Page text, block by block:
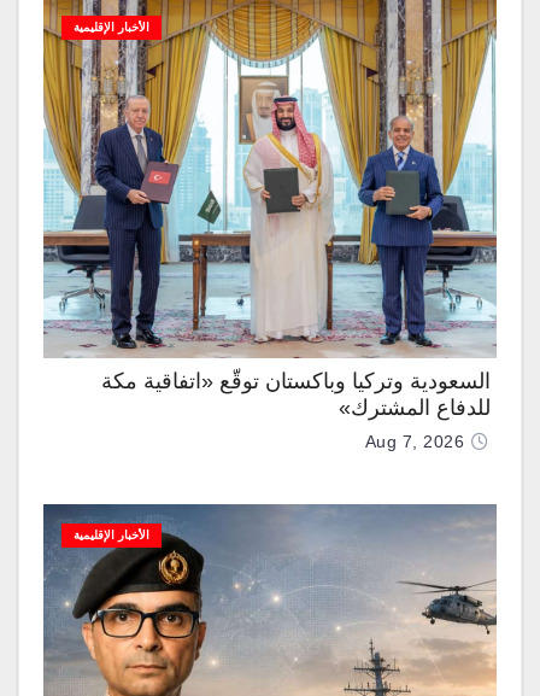
الأخبار الإقليمية
السعودية وتركيا وباكستان توقّع «اتفاقية مكة
للدفاع المشترك»
Aug 7, 2026
الأخبار الإقليمية